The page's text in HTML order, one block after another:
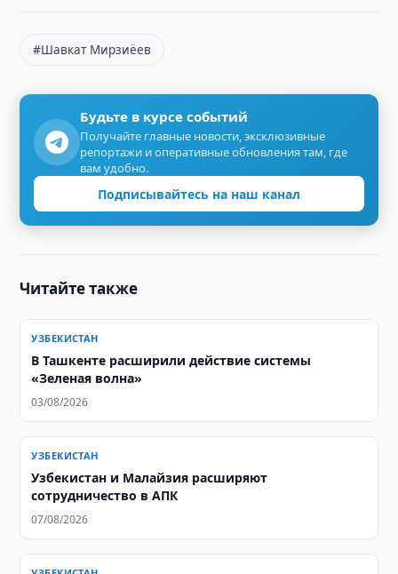
#Шавкат Мирзиёев
Будьте в курсе событий
Получайте главные новости, эксклюзивные
репортажи и оперативные обновления там, где
вам удобно.
Подписывайтесь на наш канал
Читайте также
УЗБЕКИСТАН
В Ташкенте расширили действие системы
«Зеленая волна»
03/08/2026
УЗБЕКИСТАН
Узбекистан и Малайзия расширяют
сотрудничество в АПК
07/08/2026